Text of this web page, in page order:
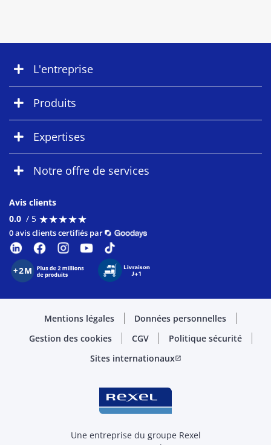
L'entreprise
Produits
Expertises
Notre offre de services
Avis clients
0.0 / 5 ★★★★★
★★★★★
0 avis clients certifiés par
Mentions légales
Données personnelles
Gestion des cookies
CGV
Politique sécurité
Sites internationauxopen_in_new
Une entreprise du groupe Rexel